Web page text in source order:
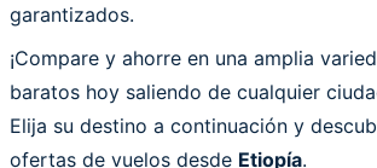
garantizados.
¡Compare y ahorre en una amplia
baratos hoy saliendo de cualquier
Elija su destino a continuación y
ofertas de vuelos desde Etiopía.